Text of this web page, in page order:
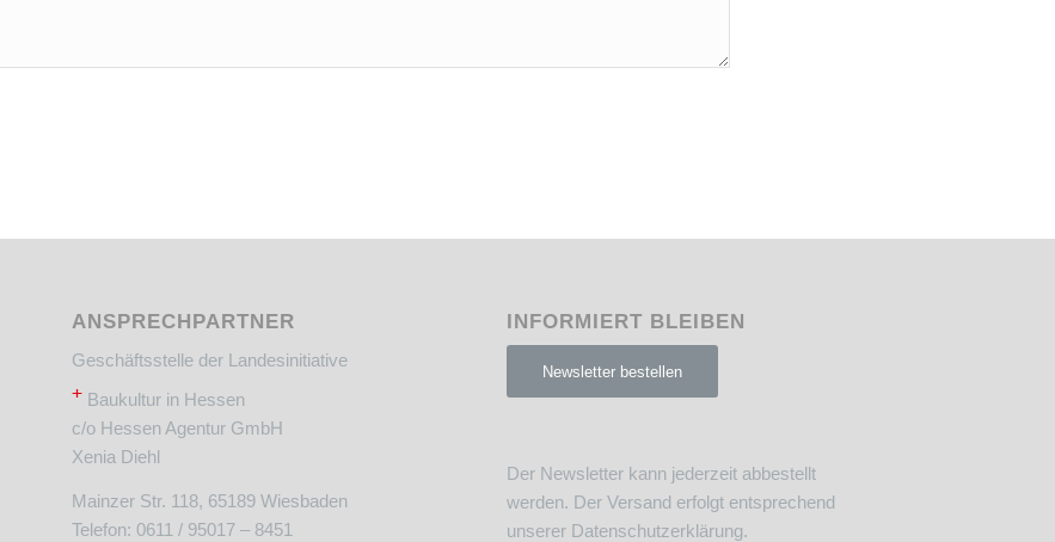
ANSPRECHPARTNER
Geschäftsstelle der Landesinitiative
+Baukultur in Hessen
c/o Hessen Agentur GmbH
Xenia Diehl
Mainzer Str. 118, 65189 Wiesbaden
Telefon: 0611 / 95017 – 8451
INFORMIERT BLEIBEN
Newsletter bestellen
Der Newsletter kann jederzeit abbestellt
werden. Der Versand erfolgt entsprechend
unserer Datenschutzerklärung.